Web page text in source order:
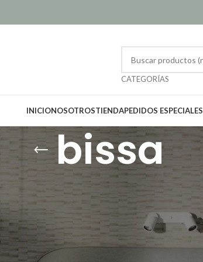
CATEGORÍAS
INICIONOSOTROSTIENDAPEDIDOS ESPECIALES
bissa